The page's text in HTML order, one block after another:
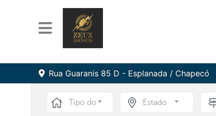
Rua Guaranis 85 D - Esplanada / Chapecó
Tipo do Imóvel Estado